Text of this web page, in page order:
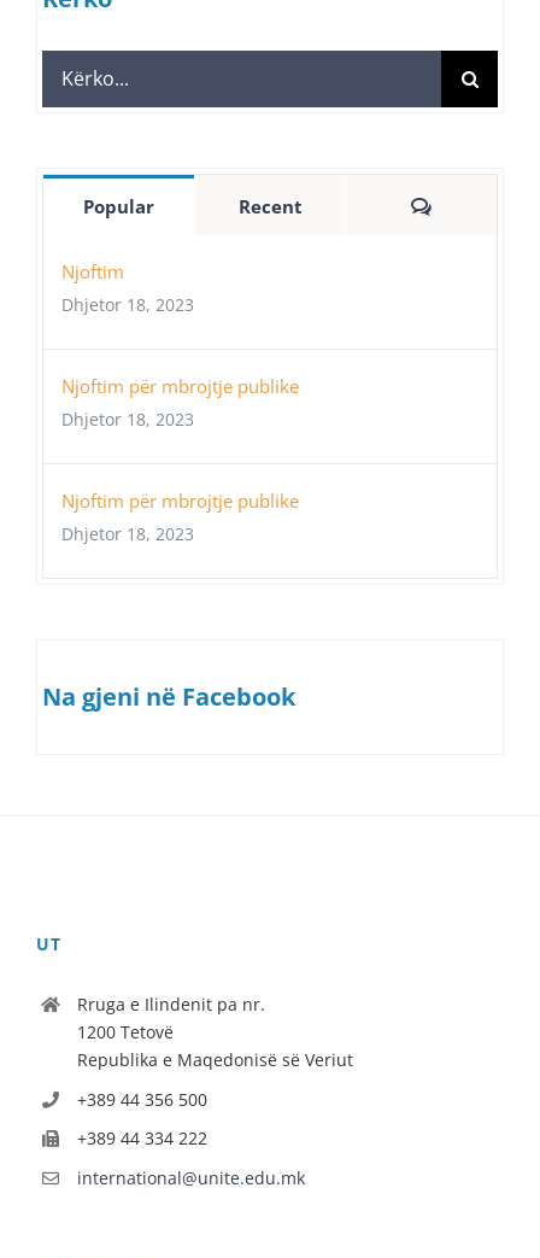
Search
for:
Popular Recent Comments
Njoftim
Dhjetor 18, 2023
Njoftim për mbrojtje publike
Dhjetor 18, 2023
Njoftim për mbrojtje publike
Dhjetor 18, 2023
Na gjeni në Facebook
UT
Rruga e Ilindenit pa nr.
1200 Tetovë
Republika e Maqedonisë së Veriut
+389 44 356 500
+389 44 334 222
international@unite.edu.mk